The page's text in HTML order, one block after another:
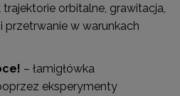
orbitalne, grawitacja,
przetrwanie w warunkach
– łamigłówka
eksperymenty